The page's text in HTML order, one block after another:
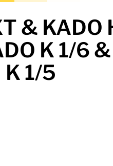
& KADO
K 1/6
K 1/5